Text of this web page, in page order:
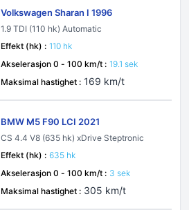
Volkswagen Sharan I 1996
1.9 TDI (110 hk) Automatic
Effekt (hk) : 110 hk
Akselerasjon 0 - 100 km/t : 19.1 sek
Maksimal hastighet : 169 km/t
BMW M5 F90 LCI 2021
CS 4.4 V8 (635 hk) xDrive Steptronic
Effekt (hk) : 635 hk
Akselerasjon 0 - 100 km/t : 3 sek
Maksimal hastighet : 305 km/t